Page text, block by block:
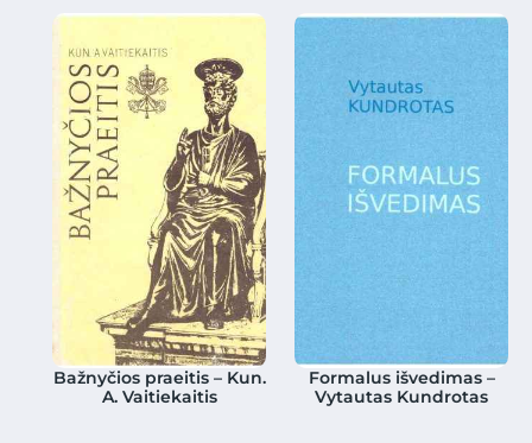
Bažnyčios praeitis – Kun.
A. Vaitiekaitis
Formalus išvedimas –
Vytautas Kundrotas